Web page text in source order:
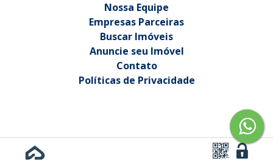
Nossa Equipe
Empresas Parceiras
Buscar Imóveis
Anuncie seu Imóvel
Contato
Políticas de Privacidade